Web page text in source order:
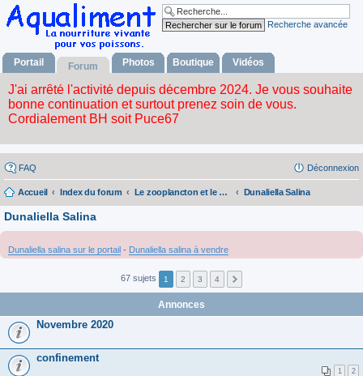
Recherche avancée
Portail Forum Photos Boutique Vidéos
FAQ Déconnexion
Accueil Index du forum Le zooplancton et le phytoplancton Dunaliella Salina
Dunaliella Salina
Dunaliella salina sur le portail - Dunaliella salina à vendre
67 sujets 1 2 3 4
Annonces
Novembre 2020
confinement
1 2